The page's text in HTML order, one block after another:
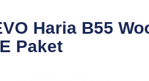
Haria B55
Paket